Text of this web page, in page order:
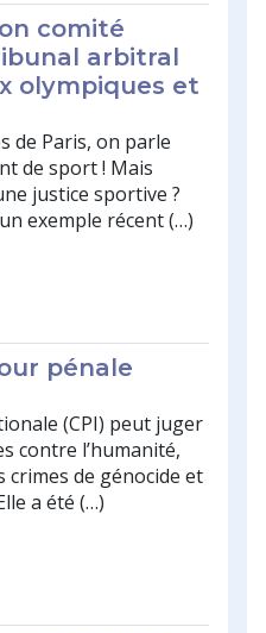
comité
arbitral
olympiques et
de Paris, on parle
de sport ! Mais
justice sportive ?
exemple récent (…)
pénale
(CPI) peut juger
contre l’humanité,
crimes de génocide et
a été (…)